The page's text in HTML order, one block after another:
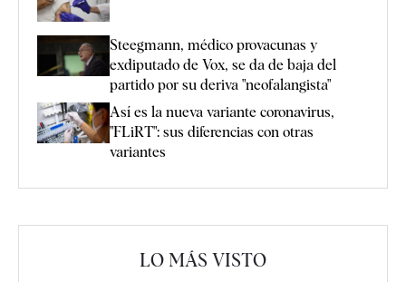
Steegmann, médico provacunas y
exdiputado de Vox, se da de baja del
partido por su deriva "neofalangista"
Así es la nueva variante coronavirus,
"FLiRT": sus diferencias con otras
variantes
LO MÁS VISTO